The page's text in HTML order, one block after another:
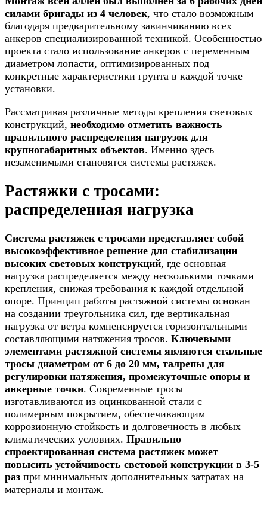
силами бригады из 4 человек, что стало возможным
благодаря предварительному завинчиванию всех
анкеров специализированной техникой. Особенностью
проекта стало использование анкеров с переменным
диаметром лопасти, оптимизированных под
конкретные характеристики грунта в каждой точке
установки.
Рассматривая различные методы крепления световых
конструкций, необходимо отметить важность
правильного распределения нагрузок для
крупногабаритных объектов. Именно здесь
незаменимыми становятся системы растяжек.
Растяжки с тросами:
распределенная нагрузка
Система растяжек с тросами представляет собой
высокоэффективное решение для стабилизации
высоких световых конструкций, где основная
нагрузка распределяется между несколькими точками
крепления, снижая требования к каждой отдельной
опоре. Принцип работы растяжной системы основан
на создании треугольника сил, где вертикальная
нагрузка от ветра компенсируется горизонтальными
составляющими натяжения тросов. Ключевыми
элементами растяжной системы являются стальные
тросы диаметром от 6 до 20 мм, талрепы для
регулировки натяжения, промежуточные опоры и
анкерные точки. Современные тросы
изготавливаются из оцинкованной стали с
полимерным покрытием, обеспечивающим
коррозионную стойкость и долговечность в любых
климатических условиях. Правильно
спроектированная система растяжек может
повысить устойчивость световой конструкции в 3-5
раз при минимальных дополнительных затратах на
материалы и монтаж.